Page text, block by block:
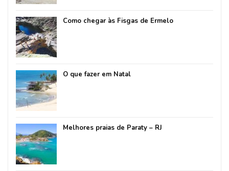
Como chegar às Fisgas de Ermelo
O que fazer em Natal
Melhores praias de Paraty – RJ